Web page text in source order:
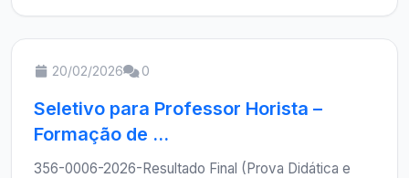
20/02/2026 0
Seletivo para Professor Horista –
Formação de ...
356-0006-2026-Resultado Final (Prova Didática e